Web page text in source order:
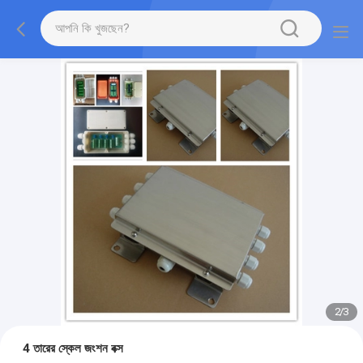
2/3
4 তারের স্কেল জংশন বক্স